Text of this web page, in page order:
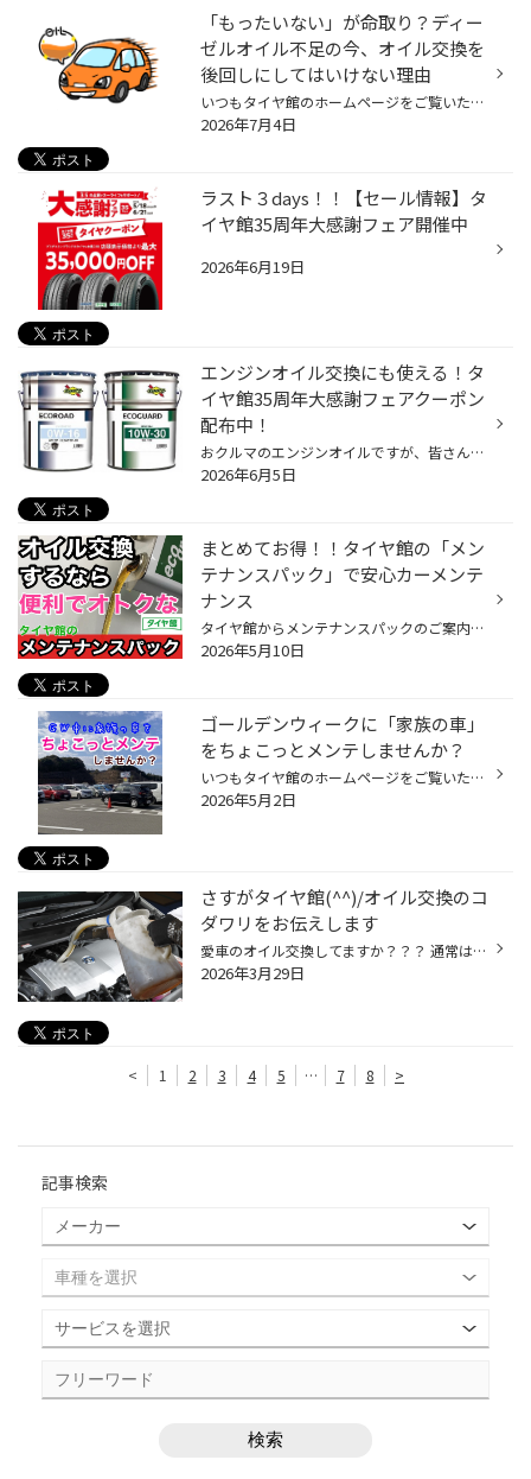
「もったいない」が命取り？ディー
ゼルオイル不足の今、オイル交換を
後回しにしてはいけない理由
いつもタイヤ館のホームページをご覧いただきありがとうございます。 ここ最近、中東情勢の影響でエンジンオイルの供給が不足しているのはご存知でしょうか！？ 今までエンジンオイルの入荷は2～3日で入荷しておりましたが、現在は納期未定のオイルなどもございます。 そこで今回はタイヤ館からのア...
2026年7月4日
ラスト３days！！【セール情報】タ
イヤ館35周年大感謝フェア開催中
2026年6月19日
エンジンオイル交換にも使える！タ
イヤ館35周年大感謝フェアクーポン
配布中！
おクルマのエンジンオイルですが、皆さん定期的に交換していらっしゃいますか？ 現在、コクピット・タイヤ館では6/21(日)まで、タイヤ館35周年の大感謝キャンペーンを開催中です。 期間中にエンジンオイルなどのメンテナンス商品が10％OFFになるクーポンやウォッシャー液の 無料補充チケットなど、...
2026年6月5日
まとめてお得！！タイヤ館の「メン
テナンスパック」で安心カーメンテ
ナンス
タイヤ館からメンテナンスパックのご案内です。 オイル交換もワイパー交換もどこのお店にしようかな... お悩みのみなさま、ぜひ、タイヤ館をご利用ください！ タイヤ館では、カーメンテナンスをまとめてお得に交換できる「タイヤ館のメンテナンスパック」があります。 タイヤ館のメンテナンスパック...
2026年5月10日
ゴールデンウィークに「家族の車」
をちょこっとメンテしませんか？
いつもタイヤ館のホームページをご覧いただき、ありがとうございます。 ゴールデンウィーク、皆さんはどのようにお過ごしですか？この連休で、久しぶりに帰省されている方もいらっしゃるのではないでしょうか？連休は、久しぶりに家族が集まる大切な時間。そんな中で、ふと気になるのが「家族の車の...
2026年5月2日
さすがタイヤ館(^^)/オイル交換のコ
ダワリをお伝えします
愛車のオイル交換してますか？？？ 通常は交換の目安を3,000km～5,000km走行毎、もしくは3ヶ月～6ヶ月にておすすめしています。 また、悪路や山道での運転が多かったり、年間走行距離が20,000km以上の場合、 さらには1回の走行が8km以下と短くその割合が全体の3割以上となる場合などを 「シビアコン...
2026年3月29日
< 1 2 3 4 5 … 7 8 >
記事検索